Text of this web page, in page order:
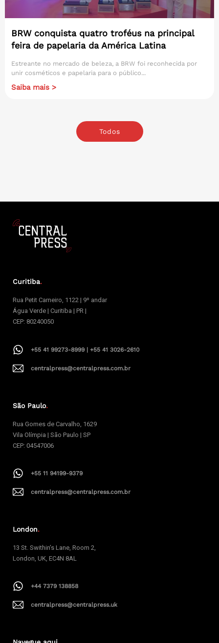
BRW conquista quatro troféus na principal
feira de papelaria da América Latina
Estreante no mercado de beleza, a BRW foi reconhecida por
unir cosméticos e papelaria para o público...
Saiba mais >
Todos
Curitiba.
Rua Petit Carneiro, 1122 | 9º andar
Água Verde | Curitiba | PR |
CEP: 80240050
+55 41 99273-8999 | +55 41 3026-2610
centralpress@centralpress.com.br
São Paulo.
Rua Gomes de Carvalho, 1629
Vila Olímpia | São Paulo | SP
CEP: 04547006
+55 11 94199-9379
centralpress@centralpress.com.br
London.
13 St. Swithin’s Lane, Room 2,
London, UK, EC4N 8AL
+44 7379 138858
centralpress@centralpress.uk